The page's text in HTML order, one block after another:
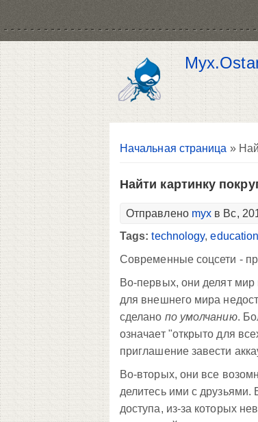
Вы здесь
Начальная страница »
Найти картинку
Отправлено myx в Вс,
Tags:technology,
Современные соцсети -
Во-первых, они делят мир
для внешнего мира
сделано по умолчанию.
означает "открыто для
приглашение завести
Во-вторых, они все
делитесь ими с
доступа, из-за которых